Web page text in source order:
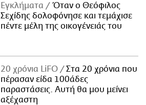
Εγκλήματα
Όταν ο Θεόφιλος
Σεχίδης δολοφόνησε και τεμάχισε
πέντε μέλη της οικογένειάς του
20 χρόνια LiFO
Στα 20 χρόνια που
πέρασαν είδα 100άδες
παραστάσεις. Αυτή θα μου μείνει
αξέχαστη